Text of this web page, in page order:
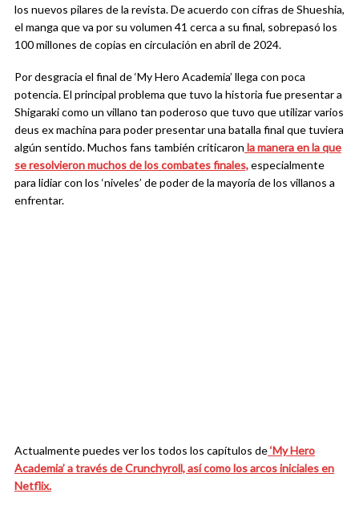
los nuevos pilares de la revista. De acuerdo con cifras de Shueshia,
el manga que va por su volumen 41 cerca a su final, sobrepasó los
100 millones de copias en circulación en abril de 2024.
Por desgracia el final de ‘My Hero Academia’ llega con poca
potencia. El principal problema que tuvo la historia fue presentar a
Shigaraki como un villano tan poderoso que tuvo que utilizar varios
deus ex machina para poder presentar una batalla final que tuviera
algún sentido. Muchos fans también criticaron la manera en la que
se resolvieron muchos de los combates finales,especialmente
para lidiar con los ‘niveles’ de poder de la mayoría de los villanos a
enfrentar.
Actualmente puedes ver los todos los capítulos de‘My Hero
Academia’ a través de Crunchyroll, así como los arcos iniciales en
Netflix.